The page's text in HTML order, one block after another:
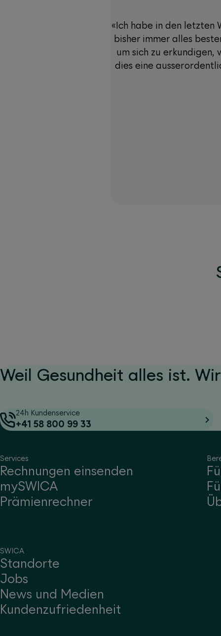
«Ich habe in den letzten
bisher immer alles
um sich zu
dies eine
Weil Gesundheit alles ist.
24h Kundenservice
+41 58 800 99 33
Services
Rechnungen einsenden
mySWICA
Prämienrechner
SWICA
Standorte
Jobs
News und Medien
Kundenzufriedenheit